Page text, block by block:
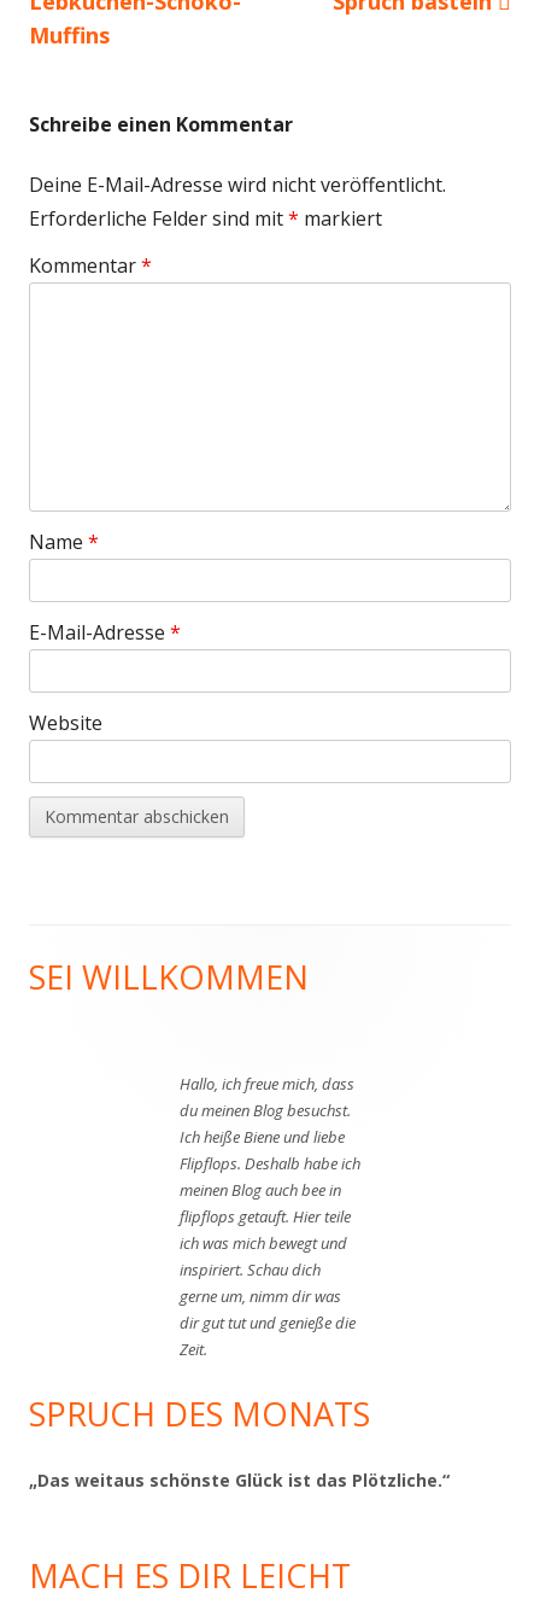
Muffins
Schreibe einen Kommentar
Deine E-Mail-Adresse wird nicht veröffentlicht.
Erforderliche Felder sind mit* markiert
Kommentar*
Name *
E-Mail-Adresse *
Website
Haupt-
SEI WILLKOMMEN
Hallo, ich freue mich, dass
du meinen Blog besuchst.
Ich heiße Biene und liebe
Flipflops. Deshalb habe ich
meinen Blog auch bee in
flipflops getauft. Hier teile
ich was mich bewegt und
inspiriert. Schau dich
gerne um, nimm dir was
dir gut tut und genieße die
Zeit.
SPRUCH DES MONATS
„Das weitaus schönste Glück ist das Plötzliche.“
MACH ES DIR LEICHT